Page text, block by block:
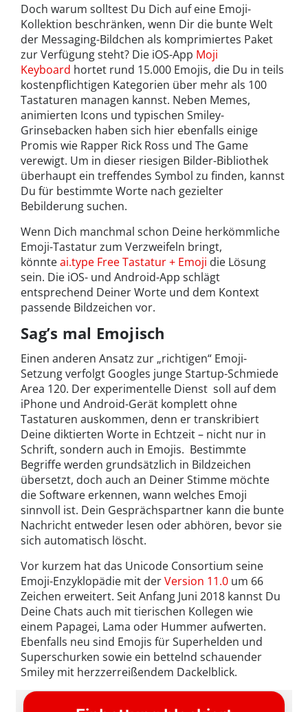
Doch warum solltest Du Dich auf eine Emoji-
Kollektion beschränken, wenn Dir die bunte Welt
der Messaging-Bildchen als komprimiertes Paket
zur Verfügung steht? Die iOS-App Moji
Keyboard hortet rund 15.000 Emojis, die Du in teils
kostenpflichtigen Kategorien über mehr als 100
Tastaturen managen kannst. Neben Memes,
animierten Icons und typischen Smiley-
Grinsebacken haben sich hier ebenfalls einige
Promis wie Rapper Rick Ross und The Game
verewigt. Um in dieser riesigen Bilder-Bibliothek
überhaupt ein treffendes Symbol zu finden, kannst
Du für bestimmte Worte nach gezielter
Bebilderung suchen.
Wenn Dich manchmal schon Deine herkömmliche
Emoji-Tastatur zum Verzweifeln bringt,
könnteai.type Free Tastatur + Emoji die Lösung
sein. Die iOS- und Android-App schlägt
entsprechend Deiner Worte und dem Kontext
passende Bildzeichen vor.
Sag’s mal Emojisch
Einen anderen Ansatz zur „richtigen“ Emoji-
Setzung verfolgt Googles junge Startup-Schmiede
Area 120. Der experimentelle Dienst soll auf dem
iPhone und Android-Gerät komplett ohne
Tastaturen auskommen, denn er transkribiert
Deine diktierten Worte in Echtzeit – nicht nur in
Schrift, sondern auch in Emojis. Bestimmte
Begriffe werden grundsätzlich in Bildzeichen
übersetzt, doch auch an Deiner Stimme möchte
die Software erkennen, wann welches Emoji
sinnvoll ist. Dein Gesprächspartner kann die bunte
Nachricht entweder lesen oder abhören, bevor sie
sich automatisch löscht.
Vor kurzem hat das Unicode Consortium seine
Emoji-Enzyklopädie mit derVersion 11.0 um 66
Zeichen erweitert. Seit Anfang Juni 2018 kannst Du
Deine Chats auch mit tierischen Kollegen wie
einem Papagei, Lama oder Hummer aufwerten.
Ebenfalls neu sind Emojis für Superhelden und
Superschurken sowie ein bettelnd schauender
Smiley mit herzzerreißendem Dackelblick.